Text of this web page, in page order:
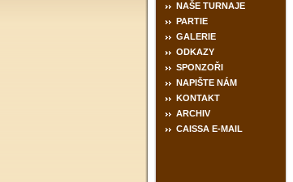
NAŠE TURNAJE
PARTIE
GALERIE
ODKAZY
SPONZOŘI
NAPIŠTE NÁM
KONTAKT
ARCHIV
CAISSA E-MAIL